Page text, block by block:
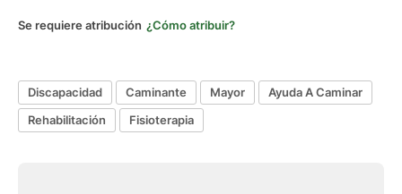
Se requiere atribución ¿Cómo atribuir?
Discapacidad Caminante Mayor
Ayuda A Caminar
Rehabilitación
Fisioterapia